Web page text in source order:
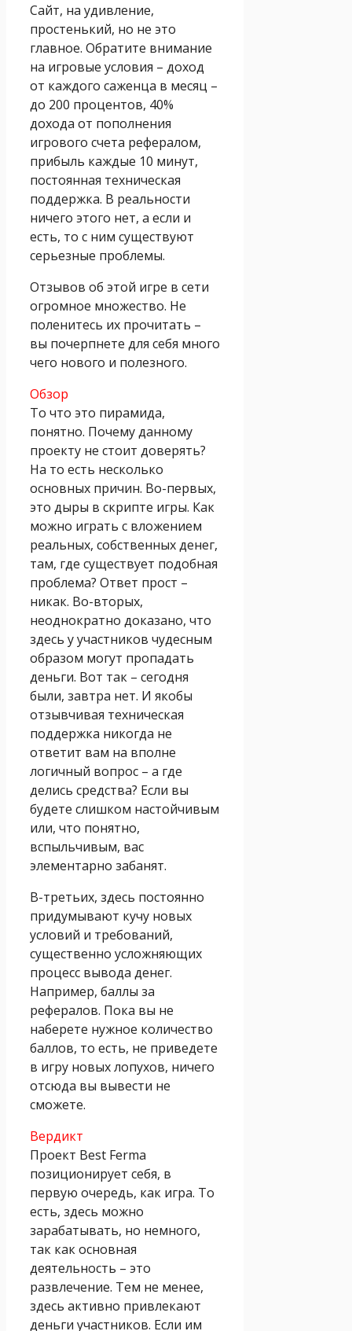
Сайт, на удивление,
простенький, но не это
главное. Обратите внимание
на игровые условия – доход
от каждого саженца в месяц –
до 200 процентов, 40%
дохода от пополнения
игрового счета рефералом,
прибыль каждые 10 минут,
постоянная техническая
поддержка. В реальности
ничего этого нет, а если и
есть, то с ним существуют
серьезные проблемы.
Отзывов об этой игре в сети
огромное множество. Не
поленитесь их прочитать –
вы почерпнете для себя много
чего нового и полезного.
Обзор
То что это пирамида,
понятно. Почему данному
проекту не стоит доверять?
На то есть несколько
основных причин. Во-первых,
это дыры в скрипте игры. Как
можно играть с вложением
реальных, собственных денег,
там, где существует подобная
проблема? Ответ прост –
никак. Во-вторых,
неоднократно доказано, что
здесь у участников чудесным
образом могут пропадать
деньги. Вот так – сегодня
были, завтра нет. И якобы
отзывчивая техническая
поддержка никогда не
ответит вам на вполне
логичный вопрос – а где
делись средства? Если вы
будете слишком настойчивым
или, что понятно,
вспыльчивым, вас
элементарно забанят.
В-третьих, здесь постоянно
придумывают кучу новых
условий и требований,
существенно усложняющих
процесс вывода денег.
Например, баллы за
рефералов. Пока вы не
наберете нужное количество
баллов, то есть, не приведете
в игру новых лопухов, ничего
отсюда вы вывести не
сможете.
Вердикт
Проект Best Ferma
позиционирует себя, в
первую очередь, как игра. То
есть, здесь можно
зарабатывать, но немного,
так как основная
деятельность – это
развлечение. Тем не менее,
здесь активно привлекают
деньги участников. Если им